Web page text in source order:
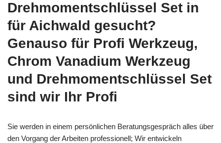
Drehmomentschlüssel Set in
für Aichwald gesucht?
Genauso für Profi Werkzeug,
Chrom Vanadium Werkzeug
und Drehmomentschlüssel Set
sind wir Ihr Profi
Sie werden in einem persönlichen Beratungsgespräch alles über
den Vorgang der Arbeiten professionell; Wir entwickeln